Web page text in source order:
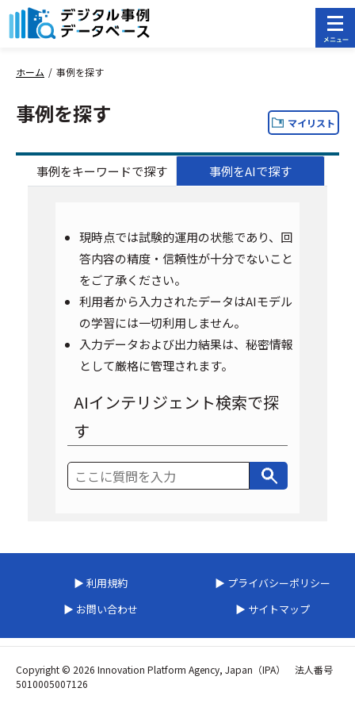
ホーム 事例を探す
事例を探す マイリスト
事例をキーワードで探す 事例をAIで探す
現時点では試験的運用の状態であり、回
答内容の精度・信頼性が十分でないこと
をご了承ください。
利用者から入力されたデータはAIモデル
の学習には一切利用しません。
入力データおよび出力結果は、秘密情報
として厳格に管理されます。
AIインテリジェント検索で探
す
▶ 利用規約
▶ プライバシーポリシー
▶ お問い合わせ
▶ サイトマップ
Copyright © 2026 Innovation Platform Agency, Japan（IPA） 法人番号
5010005007126